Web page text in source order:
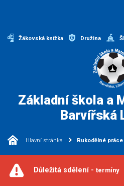
Žákovská knížka Družina
Základní škola a
Barvířská
Hlavní stránka Rukodělné práce
Důležitá sdělení - termíny